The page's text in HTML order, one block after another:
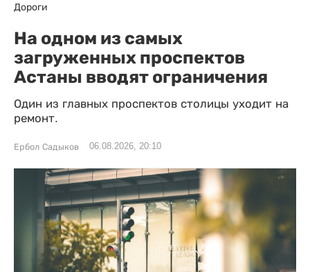
Дороги
На одном из самых
загруженных проспектов
Астаны вводят ограничения
Один из главных проспектов столицы уходит на
ремонт.
Ербол Садыков 06.08.2026, 20:10